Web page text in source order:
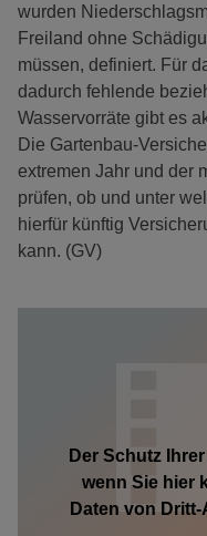
wurden
Freiland ohne
müssen, definiert. Für
dadurch fehlende
Wasservorräte gibt es
Die Gartenbau-
extremen Jahr und der
prüfen, ob und unter
hierfür künftig
kann. (GV)
Der Schutz
wenn Sie hier
Daten von